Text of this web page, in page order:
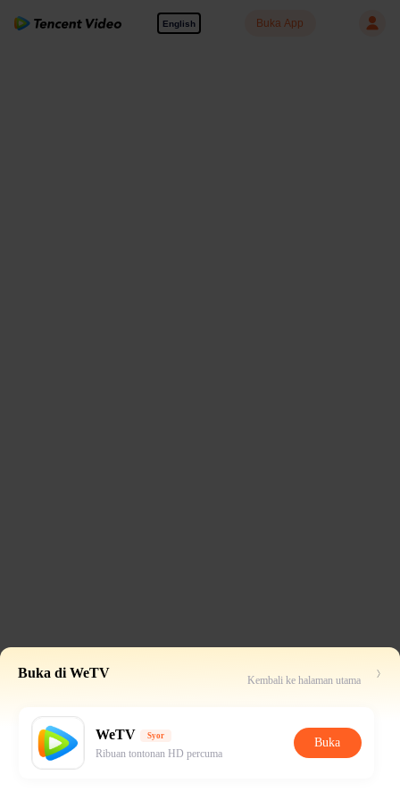
English Buka App
Buka di WeTV Kembali ke halaman utama
WeTV Syor
Ribuan tontonan HD percuma
Buka